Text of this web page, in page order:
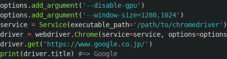
options . add_argument ( ' --disable-gpu' )
options . add_argument ( ' --window-size=1280,1024' )
service = Service(executable_path=' /path/to/chromedriver' )
driver = webdriver. Chrome(service=service, options=options
driver. get ( ' https://www.google.co.jp/' )
print (driver. title)